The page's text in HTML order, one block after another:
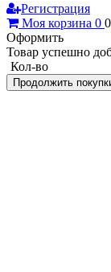
Регистрация
Моя корзина 0 0
Оформить
Товар успешно
Кол-во
Продолжить